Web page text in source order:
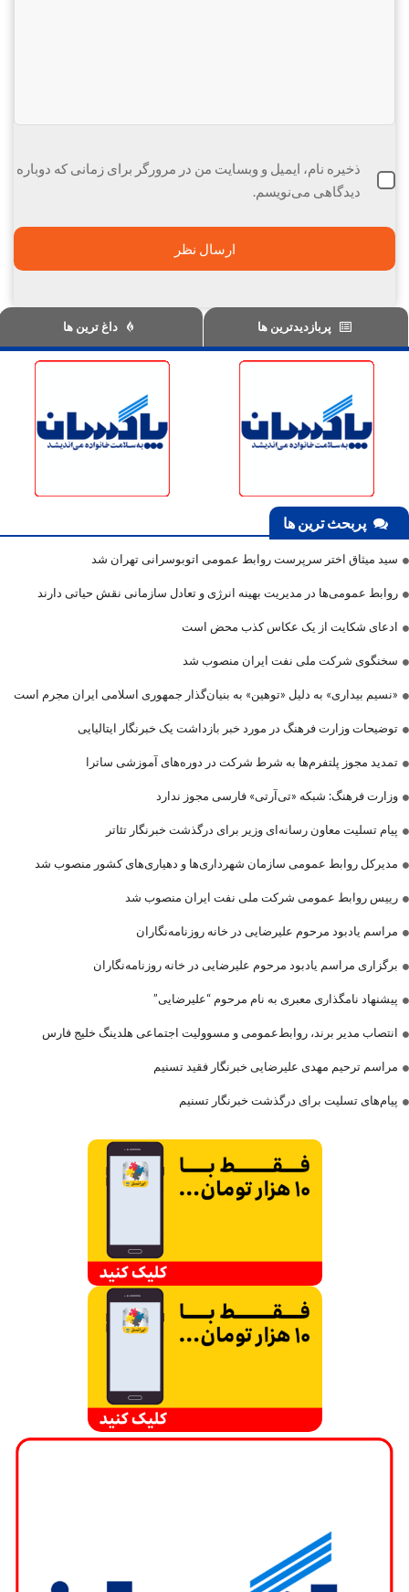
ذخیره نام، ایمیل و وبسایت من در مرورگر برای زمانی که دوباره
دیدگاهی می‌نویسم.
پربازدیدترین ها داغ ترین ها
پربحث ترین ها
سید میثاق اختر سرپرست روابط عمومی اتوبوسرانی تهران شد
روابط عمومی‌ها در مدیریت بهینه انرژی و تعادل سازمانی نقش حیاتی دارند
ادعای شکایت از یک عکاس کذب محض است
سخنگوی شرکت ملی نفت ایران منصوب شد
«نسیم بیداری» به دلیل «توهین» به بنیان‌گذار جمهوری اسلامی ایران مجرم است
توضیحات وزارت فرهنگ در مورد خبر بازداشت یک خبرنگار ایتالیایی
تمدید مجوز پلتفرم‌ها به شرط شرکت در دوره‌های آموزشی ساترا
وزارت فرهنگ: شبکه «تی‌آرتی» فارسی مجوز ندارد
پیام تسلیت معاون رسانه‌ای وزیر برای درگذشت خبرنگار تئاتر
مدیرکل روابط عمومی سازمان شهرداری‌ها و دهیاری‌های کشور منصوب شد
رییس روابط عمومی شرکت ملی نفت ایران منصوب شد
مراسم یادبود مرحوم علیرضایی در خانه روزنامه‌نگاران
برگزاری مراسم یادبود مرحوم علیرضایی در خانه روزنامه‌نگاران
پیشنهاد نامگذاری معبری به نام مرحوم “علیرضایی”
انتصاب مدیر برند، روابط‌عمومی و مسوولیت اجتماعی هلدینگ خلیج فارس
مراسم ترحیم مهدی علیرضایی خبرنگار فقید تسنیم
پیام‌های تسلیت برای درگذشت خبرنگار تسنیم